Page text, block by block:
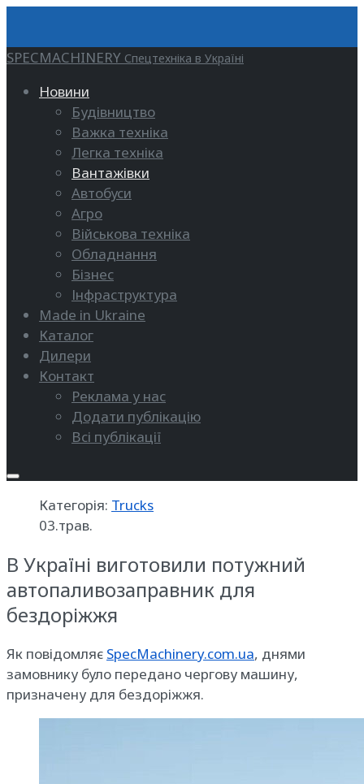
SPECMACHINERY Спецтехніка в Україні
Новини
Будівництво
Важка техніка
Легка техніка
Вантажівки
Автобуси
Агро
Військова техніка
Обладнання
Бізнес
Інфраструктура
Made in Ukraine
Каталог
Дилери
Контакт
Реклама у нас
Додати публікацію
Всі публікації
Категорія: Trucks
03.трав.
В Україні виготовили потужний
автопаливозаправник для
бездоріжжя
Як повідомляє SpecMachinery.com.ua, днями
замовнику було передано чергову машину,
призначену для бездоріжжя.